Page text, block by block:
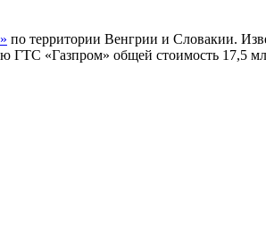
по территории Венгрии и Словакии.
ГТС «Газпром» общей стоимость 17,5